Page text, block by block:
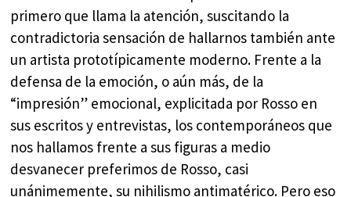
primero que llama la atención, suscitando la
contradictoria sensación de hallarnos también ante
un artista prototípicamente moderno. Frente a la
defensa de la emoción, o aún más, de la
“impresión” emocional, explicitada por Rosso en
sus escritos y entrevistas, los contemporáneos que
nos hallamos frente a sus figuras a medio
desvanecer preferimos de Rosso, casi
unánimemente, su nihilismo antimatérico. Pero eso